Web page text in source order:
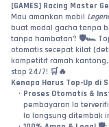
[GAMES] Racing Master
Mau amankan mobil
buat modal gacha tanpa
tanpa hambatan? 🛡️🏎️
otomatis secepat kilat
kompetitif ramah
stop 24/7! 🛒🔥
Kenapa Harus Top-Up di
Proses Otomatis &
pembayaran lo
lo langsung ditembak